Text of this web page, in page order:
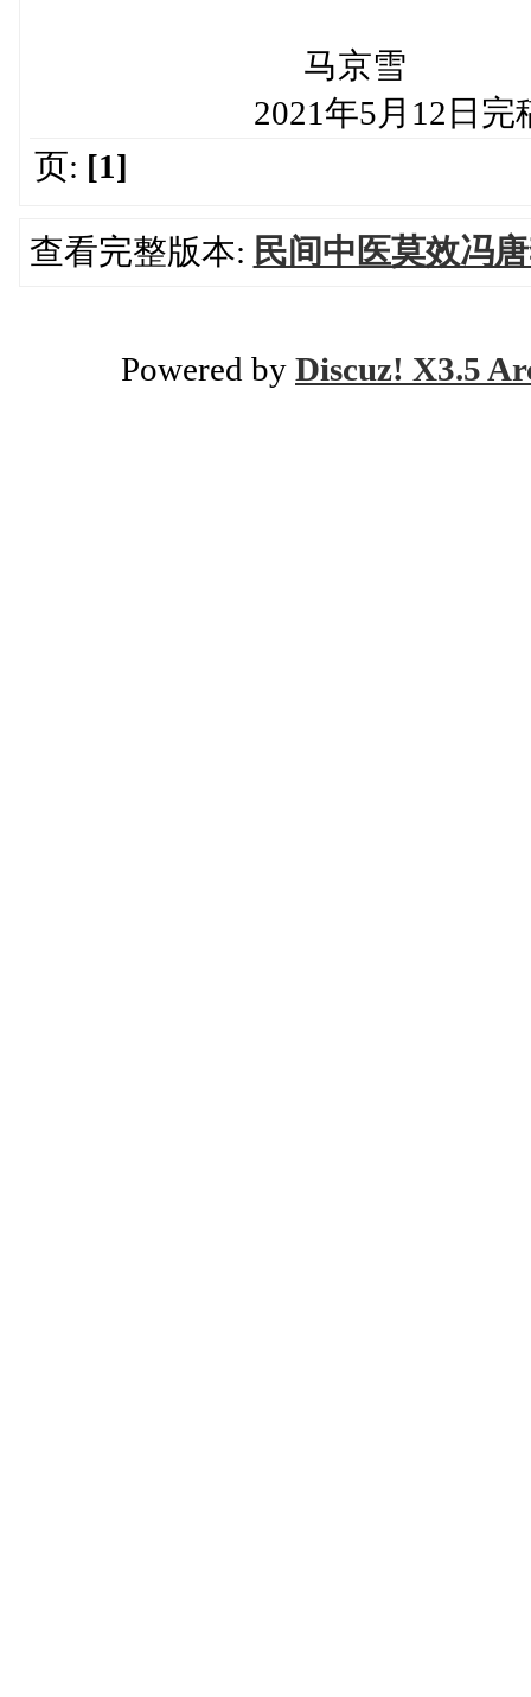
马京雪
2021年5月12日完
页: [1]
查看完整版本: 民间中医莫效冯
Powered by Discuz! X3.5